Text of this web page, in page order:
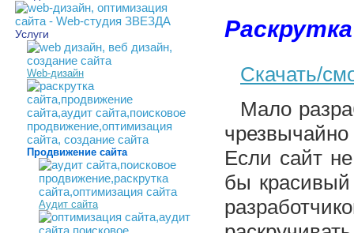
Услуги
Web-дизайн
Продвижение сайта
Аудит сайта
Скачать/
Мало
Если сайт
бы